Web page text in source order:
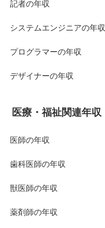
記者の年収
システムエンジニアの年収
プログラマーの年収
デザイナーの年収
医療・福祉関連年収
医師の年収
歯科医師の年収
獣医師の年収
薬剤師の年収